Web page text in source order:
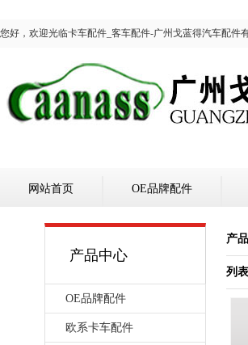
您好，欢迎光临卡车配件_客车配件-广州戈蓝得汽车配件
网站首页 OE品牌配件
产品中心
OE品牌配件
欧系卡车配件
产
列表